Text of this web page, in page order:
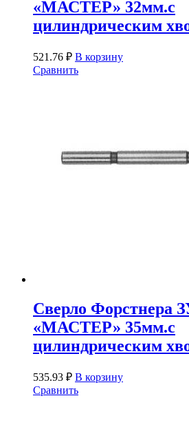
«МАСТЕР» 32мм.с
цилиндрическим
521.76 ₽ В корзину
Сравнить
Сверло Форстнера
«МАСТЕР» 35мм.с
цилиндрическим
535.93 ₽ В корзину
Сравнить